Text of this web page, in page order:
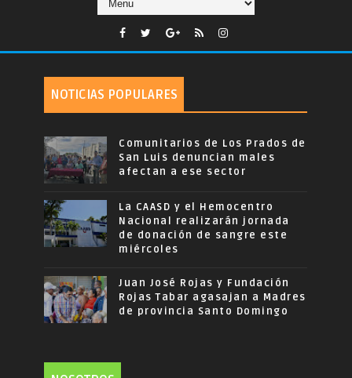
NOTICIAS POPULARES
Comunitarios de Los Prados de
San Luis denuncian males
afectan a ese sector
La CAASD y el Hemocentro
Nacional realizarán jornada
de donación de sangre este
miércoles
Juan José Rojas y Fundación
Rojas Tabar agasajan a Madres
de provincia Santo Domingo